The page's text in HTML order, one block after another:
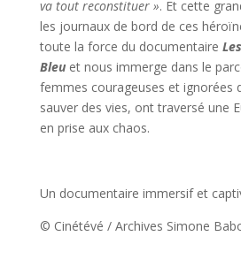
va tout reconstituer ». Et cette
les journaux de bord de ces
toute la force du documentaire
Bleuet nous immerge dans le
femmes courageuses et ignorées
sauver des vies, ont traversé une
en prise aux chaos.
Un documentaire immersif et
© Cinétévé / Archives Simone